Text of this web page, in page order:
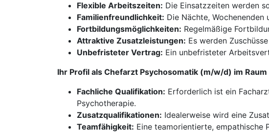
Flexible Arbeitszeiten: Die Einsatzzeiten werden
Familienfreundlichkeit: Die Nächte,
Fortbildungsmöglichkeiten: Regelmäßige
Attraktive Zusatzleistungen: Es werden
Unbefristeter Vertrag: Ein unbefristeter
Ihr Profil als Chefarzt Psychosomatik (m/w/d) im
Fachliche Qualifikation: Erforderlich ist ein
Psychotherapie.
Zusatzqualifikationen: Idealerweise wird eine
Teamfähigkeit: Eine teamorientierte, empathische